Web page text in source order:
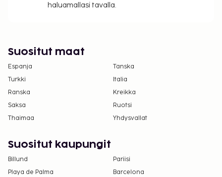
haluamallasi tavalla.
Suositut maat
Espanja
Tanska
Turkki
Italia
Ranska
Kreikka
Saksa
Ruotsi
Thaimaa
Yhdysvallat
Suositut kaupungit
Billund
Pariisi
Playa de Palma
Barcelona